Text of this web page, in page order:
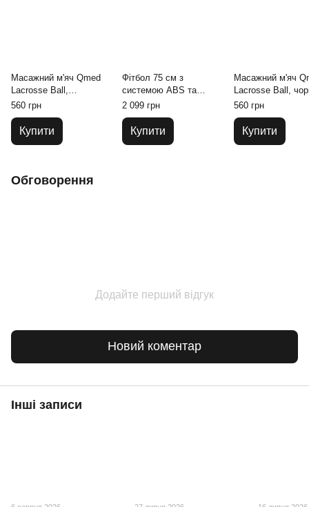
Масажний м'яч Qmed
Lacrosse Ball,
оранжевий Ø 6 см
560 грн
Купити
Фітбол 75 см з
системою ABS та
помпою Qmed ABS
2 099 грн
Купити
Масажний м'яч
Lacrosse Ball,
6 см
560 грн
Купити
Обговорення
Додайте перший відгук
Новий коментар
Інші записи